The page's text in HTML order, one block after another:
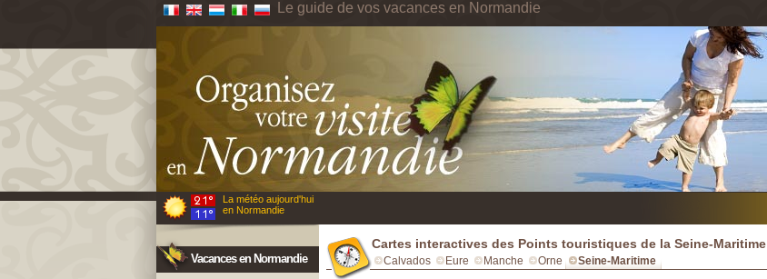
Le guide de vos vacances en Normandie
La météo aujourd'hui
en Normandie
Vacances en Normandie
Cartes interactives des Points touristiques de la Seine-Maritime
Calvados Eure Manche Orne Seine-Maritime